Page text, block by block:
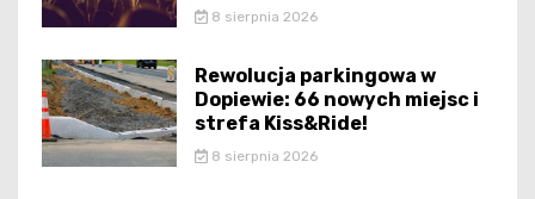
8 sierpnia 2026
Rewolucja parkingowa w
Dopiewie: 66 nowych miejsc i
strefa Kiss&Ride!
8 sierpnia 2026